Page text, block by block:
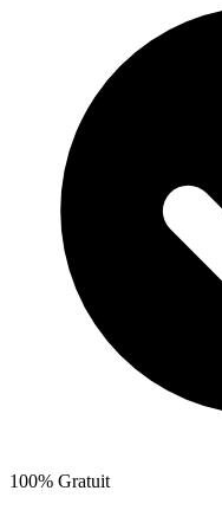
100% Gratuit